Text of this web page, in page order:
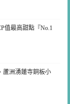
值最高甜點『No.1
蘆洲湧蓮寺銅板小